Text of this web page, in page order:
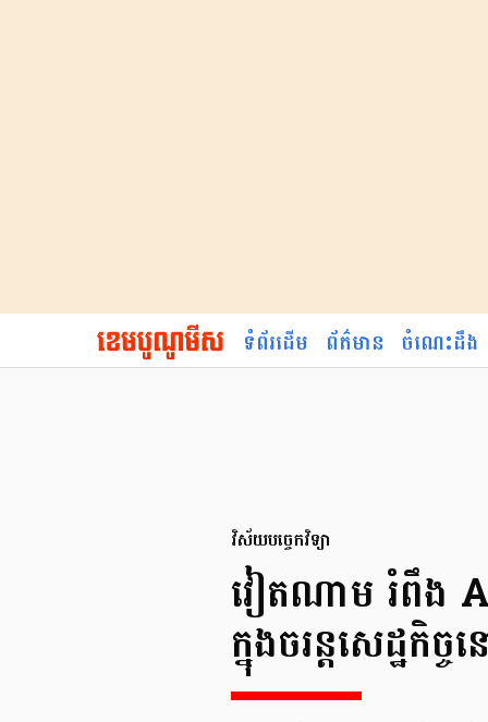
ទំព័រដើម ព័ត៌មាន ចំណេះដឹង
វិស័យបច្ចេកវិទ្យា
វៀតណាម រំពឹង
ក្នុងចរន្តសេដ្ឋកិច្